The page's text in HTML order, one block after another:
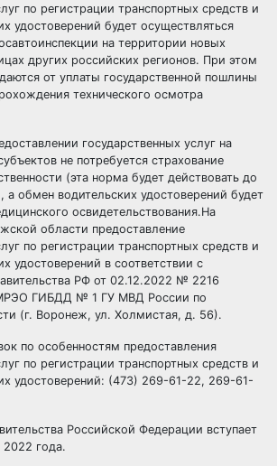
по регистрации транспортных средств и
удостоверений будет осуществляться
на территории новых
других российских регионов. При этом
от уплаты государственной пошлины
технического осмотра
государственных услуг на
не потребуется страхование
(эта норма будет действовать до
а обмен водительских удостоверений будет
освидетельствования.На
области предоставление
по регистрации транспортных средств и
удостоверений в соответствии с
РФ от 02.12.2022 № 2216
ГИБДД № 1 ГУ МВД России по
(г. Воронеж, ул. Холмистая, д. 56).
по особенностям предоставления
по регистрации транспортных средств и
удостоверений: (473) 269-61-22, 269-61-
Российской Федерации вступает
2022 года.